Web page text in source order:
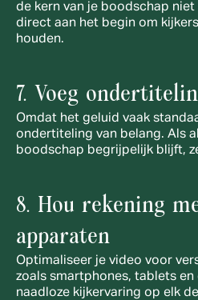
de kern van je boodschap
direct aan het begin om
houden.
7. Voeg
Omdat het geluid vaak
ondertiteling van belang. Als
boodschap begrijpelijk blijft,
8. Hou rekening
apparaten
Optimaliseer je video voor
zoals smartphones, tablets
naadloze kijkervaring op elk